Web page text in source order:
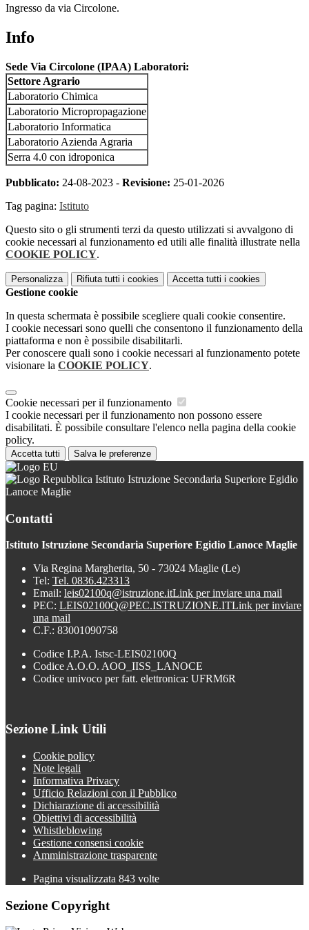
Ingresso da via Circolone.
Info
Sede Via Circolone (IPAA) Laboratori:
Settore Agrario
Laboratorio Chimica
Laboratorio Micropropagazione
Laboratorio Informatica
Laboratorio Azienda Agraria
Serra 4.0 con idroponica
Pubblicato: 24-08-2023 - Revisione: 25-01-2026
Tag pagina: Istituto
Questo sito o gli strumenti terzi da questo utilizzati si avvalgono di
cookie necessari al funzionamento ed utili alle finalità illustrate nella
COOKIE POLICY.
Personalizza Rifiuta tutti i cookies Accetta tutti i cookies
Gestione cookie
In questa schermata è possibile scegliere quali cookie consentire.
I cookie necessari sono quelli che consentono il funzionamento della
piattaforma e non è possibile disabilitarli.
Per conoscere quali sono i cookie necessari al funzionamento potete
visionare la COOKIE POLICY.
Cookie necessari per il funzionamento
I cookie necessari per il funzionamento non possono essere
disabilitati. È possibile consultare l'elenco nella pagina della cookie
policy.
Accetta tutti Salva le preferenze
Istituto Istruzione Secondaria Superiore Egidio
Lanoce Maglie
Contatti
Istituto Istruzione Secondaria Superiore Egidio Lanoce Maglie
Via Regina Margherita, 50 - 73024 Maglie (Le)
Tel: Tel. 0836.423313
Email: leis02100q@istruzione.itLink per inviare una mail
PEC: LEIS02100Q@PEC.ISTRUZIONE.ITLink per inviare
una mail
C.F.: 83001090758
Codice I.P.A. Istsc-LEIS02100Q
Codice A.O.O. AOO_IISS_LANOCE
Codice univoco per fatt. elettronica: UFRM6R
Sezione Link Utili
Cookie policy
Note legali
Informativa Privacy
Ufficio Relazioni con il Pubblico
Dichiarazione di accessibilità
Obiettivi di accessibilità
Whistleblowing
Gestione consensi cookie
Amministrazione trasparente
Pagina visualizzata 843 volte
Sezione Copyright